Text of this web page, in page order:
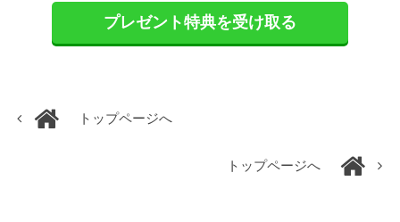
プレゼント特典を受け取る
トップページへ
トップページへ